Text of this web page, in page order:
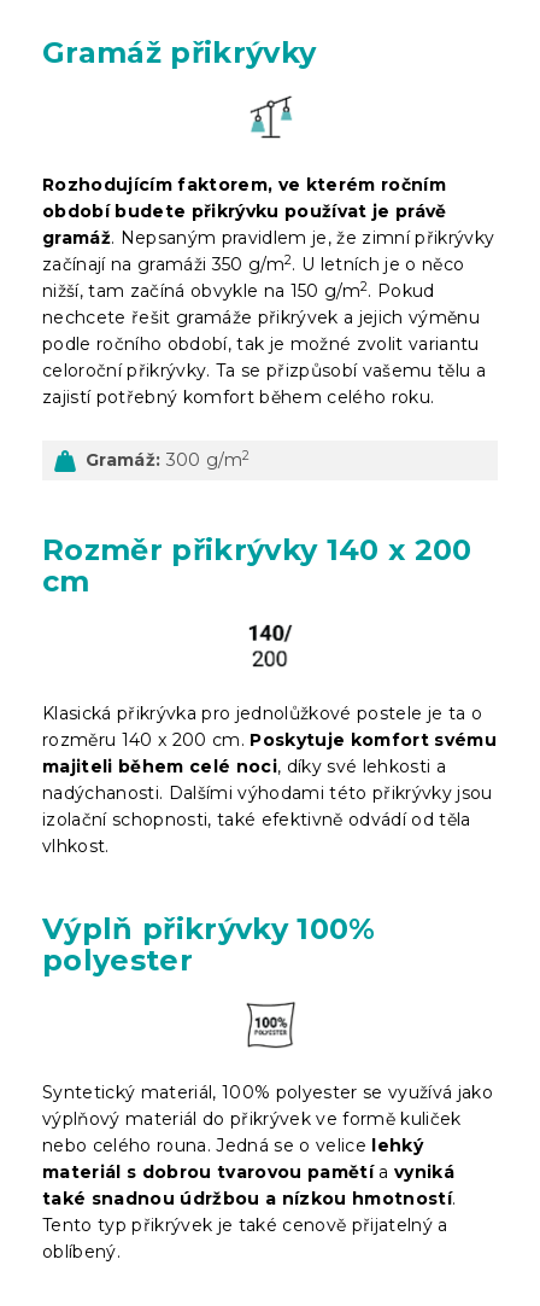
Gramáž přikrývky
Rozhodujícím faktorem, ve kterém ročním
období budete přikrývku používat je právě
gramáž. Nepsaným pravidlem je, že zimní přikrývky
začínají na gramáži 350 g/m2. U letních je o něco
nižší, tam začíná obvykle na 150 g/m2. Pokud
nechcete řešit gramáže přikrývek a jejich výměnu
podle ročního období, tak je možné zvolit variantu
celoroční přikrývky. Ta se přizpůsobí vašemu tělu a
zajistí potřebný komfort během celého roku.
Gramáž: 300 g/m2
Rozměr přikrývky 140 x 200
cm
Klasická přikrývka pro jednolůžkové postele je ta o
rozměru 140 x 200 cm. Poskytuje komfort svému
majiteli během celé noci, díky své lehkosti a
nadýchanosti. Dalšími výhodami této přikrývky jsou
izolační schopnosti, také efektivně odvádí od těla
vlhkost.
Výplň přikrývky 100%
polyester
Syntetický materiál, 100% polyester se využívá jako
výplňový materiál do přikrývek ve formě kuliček
nebo celého rouna. Jedná se o velice lehký
materiál s dobrou tvarovou pamětía vyniká
také snadnou údržbou a nízkou hmotností.
Tento typ přikrývek je také cenově přijatelný a
oblíbený.